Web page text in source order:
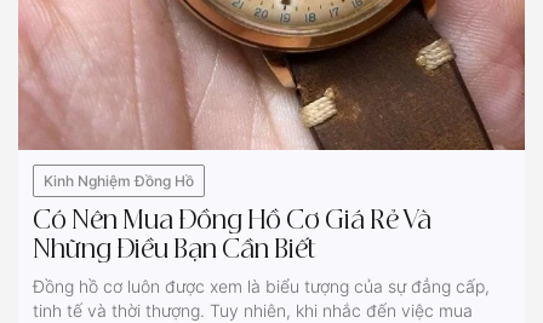
Kinh Nghiệm Đồng Hồ
Có Nên Mua Đồng Hồ Cơ Giá Rẻ Và
Những Điều Bạn Cần Biết
Đồng hồ cơ luôn được xem là biểu tượng của sự đẳng cấp,
tinh tế và thời thượng. Tuy nhiên, khi nhắc đến việc mua